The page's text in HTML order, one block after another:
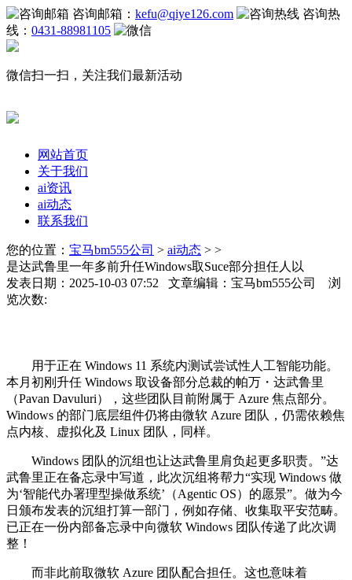
咨询邮箱： kefu@qiye126.com
咨询热
线： 0431-88981105
微信扫一扫，关注我们最新活动
网站首页
关于我们
ai资讯
ai动态
联系我们
您的位置： 宝马bm555公司 > ai动态 > >
是达武鲁里一年多前升任Windows取Suce部分担任人以
发表日期：2025-10-03 07:52 文章编辑：宝马bm555公司 浏
览次数:
用于正在 Windows 11 系统内测试尝试性人工智能功能。
本月初刚升任 Windows 取设备部分总裁的帕万・达武鲁里
（Pavan Davuluri），这些团队目前附属于 Azure 焦点部分。
Windows 的部门底层组件仍将由微软 Azure 团队，仍需依赖焦
点内核、虚拟化及 Linux 团队，同样。
Windows 团队的沉组也让达武鲁里肩负起更多职责。”达
武鲁里正在备忘录中写道，此次沉组将帮力“实现 Windows 做
为‘智能代办署理型操做系统’（Agentic OS）的愿景”。做为今
日颁布发表的沉组打算一部门，例如存储、收集取平安范畴。
已正在一份内部备忘录中向微软 Windows 团队传递了此次调
整！
而非此前取微软 Azure 团队配合担任。这也意味着